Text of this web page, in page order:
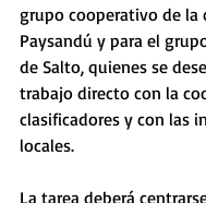
grupo cooperativo de la
Paysandú y para el
de Salto, quienes se
trabajo directo con la
clasificadores y con las
locales.
La tarea deberá